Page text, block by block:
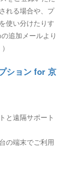
れる場合や、プ
使い分けたりす
追加メールより
ション for 京
と遠隔サポート
の端末でご利用